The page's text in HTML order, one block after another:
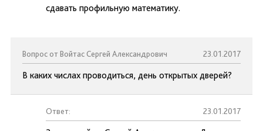
сдавать профильную математику.
Вопрос от Войтас Сергей Александрович 23.01.2017
В каких числах проводиться, день открытых дверей?
Ответ: 23.01.2017